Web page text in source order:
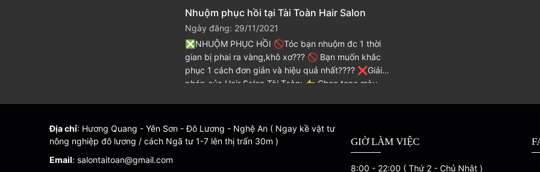
Nhuộm phục hồi tại Tài Toàn Hair Salon
Ngày đăng: 29/11/2021
❎NHUỘM PHỤC HỒI 🚫Tóc bạn nhuộm đc 1 thời
gian bị phai ra vàng,khô xơ??? 🚫 Bạn muốn khắc
phục 1 cách đơn giản và hiệu quả nhất???? ❌Giải
pháp của Hair Salon Tài Toàn: 👉 Chọn tone màu
Địa chỉ: Hương Quang - Yên Sơn - Đô Lương - Nghệ An ( Ngay kề vật tư
nông nghiệp đô lương / cách Ngã tư 1-7 lên thị trấn 30m )
Email: salontaitoan@gmail.com
GIỜ LÀM VIỆC
8:00 - 22:00 ( Thứ 2 - Chủ Nhật )